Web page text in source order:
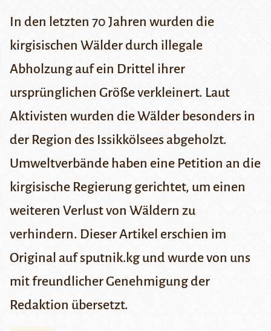
In den letzten 70 Jahren wurden die
kirgisischen Wälder durch illegale
Abholzung auf ein Drittel ihrer
ursprünglichen Größe verkleinert. Laut
Aktivisten wurden die Wälder besonders in
der Region des Issikkölsees abgeholzt.
Umweltverbände haben eine Petition an die
kirgisische Regierung gerichtet, um einen
weiteren Verlust von Wäldern zu
verhindern. Dieser Artikel erschien im
Original aufsputnik.kg und wurde von uns
mit freundlicher Genehmigung der
Redaktion übersetzt.